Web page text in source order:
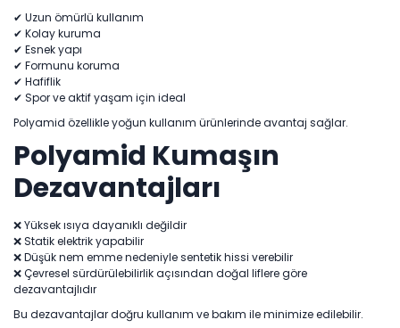
✔ Uzun ömürlü kullanım
✔ Kolay kuruma
✔ Esnek yapı
✔ Formunu koruma
✔ Hafiflik
✔ Spor ve aktif yaşam için ideal
Polyamid özellikle yoğun kullanım ürünlerinde avantaj sağlar.
Polyamid Kumaşın
Dezavantajları
❌ Yüksek ısıya dayanıklı değildir
❌ Statik elektrik yapabilir
❌ Düşük nem emme nedeniyle sentetik hissi verebilir
❌ Çevresel sürdürülebilirlik açısından doğal liflere göre
dezavantajlıdır
Bu dezavantajlar doğru kullanım ve bakım ile minimize edilebilir.